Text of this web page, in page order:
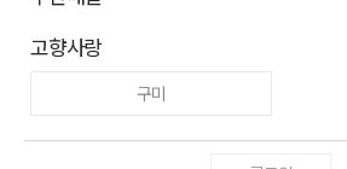
고향사랑
구미